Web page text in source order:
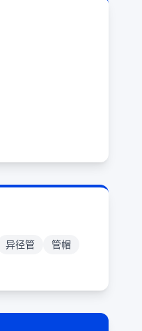
异径管
管帽